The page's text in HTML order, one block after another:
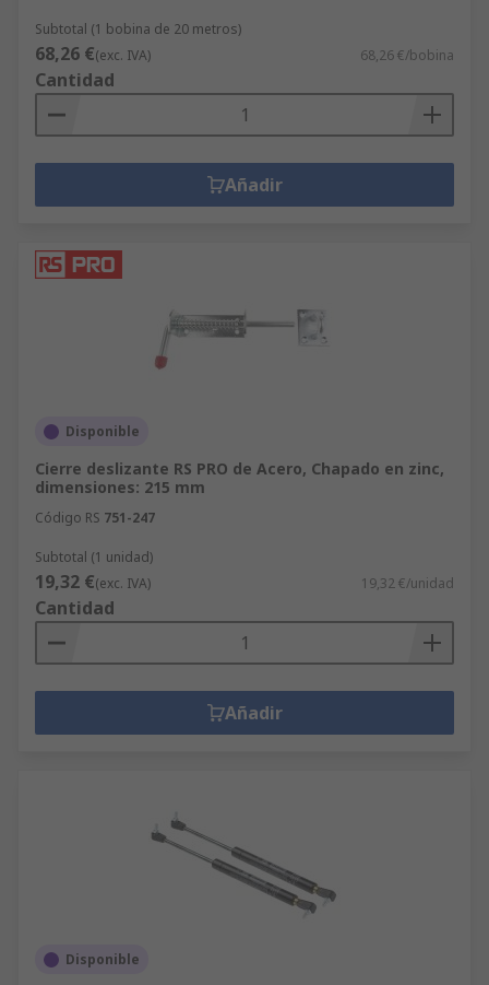
Subtotal (1 bobina de 20 metros)
68,26 €(exc. IVA) 68,26 €/bobina
Cantidad
Añadir
Disponible
Cierre deslizante RS PRO de Acero, Chapado en zinc,
dimensiones: 215 mm
Código RS 751-247
Subtotal (1 unidad)
19,32 €(exc. IVA) 19,32 €/unidad
Cantidad
Añadir
Disponible